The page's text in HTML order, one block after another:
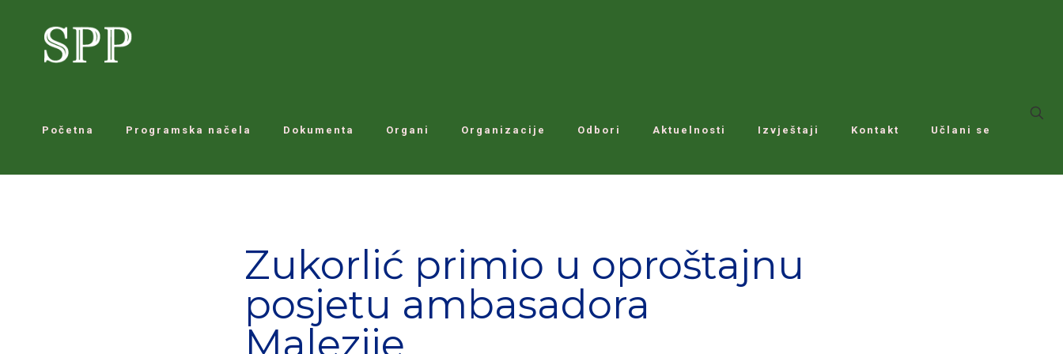
Početna Programska načela Dokumenta Organi Organizacije Odbori Aktuelnosti Izvještaji Kontakt Učlani se
Zukorlić primio u oproštajnu
posjetu ambasadora
Malezije